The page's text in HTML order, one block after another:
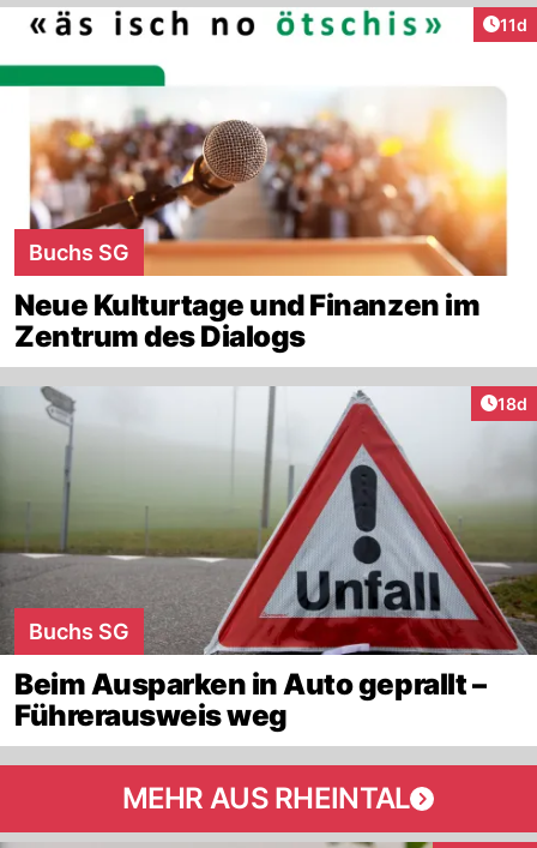
11d
Buchs SG
Neue Kulturtage und Finanzen im
Zentrum des Dialogs
18d
Buchs SG
Beim Ausparken in Auto geprallt –
Führerausweis weg
MEHR AUS RHEINTAL